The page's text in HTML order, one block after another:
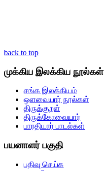
back to top
முக்கிய இலக்கிய நூல்கள்
சங்க இலக்கியம்
ஒளவையார் நூல்கள்
திருக்குறள்
திருக்கோவையார்
பாரதியார் பாடல்கள்
பயனாளர் பகுதி
பதிவு செய்க